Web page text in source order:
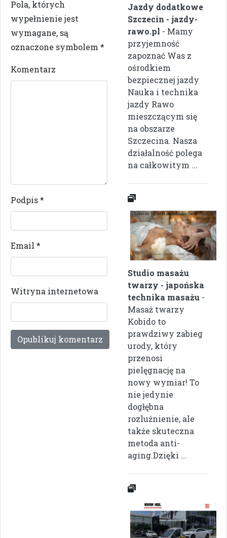
Pola, których
wypełnienie jest
wymagane, są
oznaczone symbolem *
Komentarz
Podpis*
Email *
Witryna internetowa
Jazdy dodatkowe
Szczecin - jazdy-
rawo.pl - Mamy
przyjemność
zapoznać Was z
ośrodkiem
bezpiecznej jazdy
Nauka i technika
jazdy Rawo
mieszczącym się
na obszarze
Szczecina. Nasza
działalność polega
na całkowitym ...
Studio masażu
twarzy - japońska
technika masażu -
Masaż twarzy
Kobido to
prawdziwy zabieg
urody, który
przenosi
pielęgnację na
nowy wymiar! To
nie jedynie
dogłębna
rozluźnienie, ale
także skuteczna
metoda anti-
aging.Dzięki ...